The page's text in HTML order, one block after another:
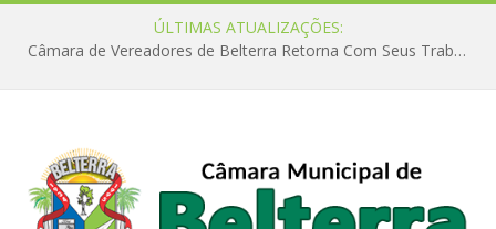
ÚLTIMAS ATUALIZAÇÕES:
Câmara de Vereadores de Belterra Retorna Com Seus Trabalhos Legislativos